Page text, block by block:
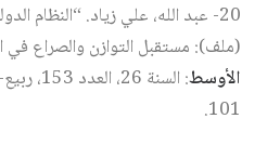
20- عبد الله، علي زياد. “النظام
(ملف): مستقبل التوازن والصراع في
الأوسط
101.